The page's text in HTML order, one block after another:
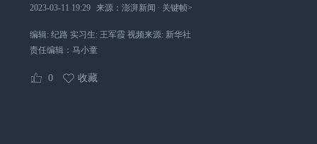
2023-03-11 19:29 来源： 澎湃新闻 ∙ 关键帧>
编辑: 纪路 实习生: 王军霞 视频来源: 新华社
责任编辑： 马小童
0 收藏